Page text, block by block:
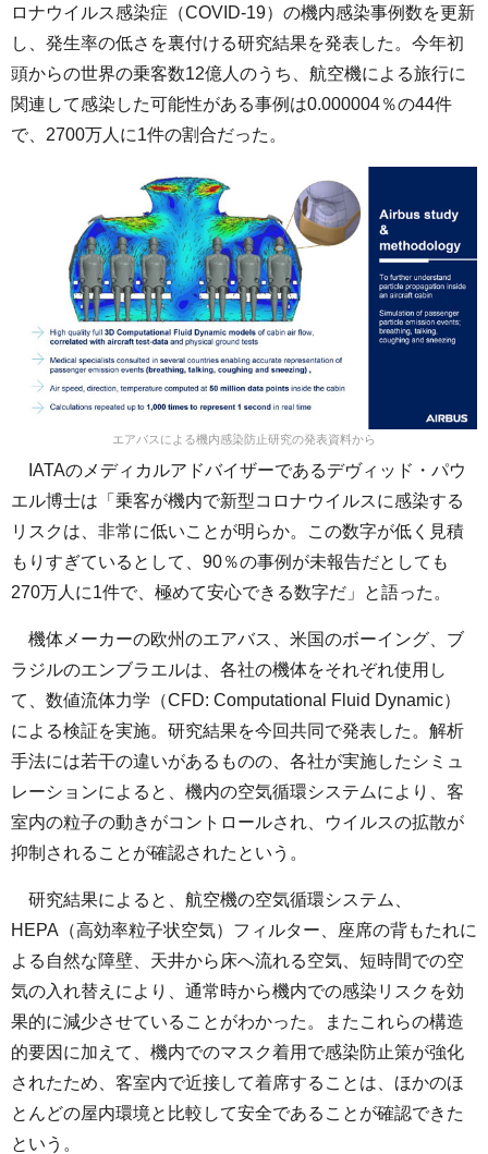
ロナウイルス感染症（COVID-19）の機内感染事例数を更新
し、発生率の低さを裏付ける研究結果を発表した。今年初
頭からの世界の乗客数12億人のうち、航空機による旅行に
関連して感染した可能性がある事例は0.000004％の44件
で、2700万人に1件の割合だった。
エアバスによる機内感染防止研究の発表資料から
IATAのメディカルアドバイザーであるデヴィッド・パウ
エル博士は「乗客が機内で新型コロナウイルスに感染する
リスクは、非常に低いことが明らか。この数字が低く見積
もりすぎているとして、90％の事例が未報告だとしても
270万人に1件で、極めて安心できる数字だ」と語った。
機体メーカーの欧州のエアバス、米国のボーイング、ブ
ラジルのエンブラエルは、各社の機体をそれぞれ使用し
て、数値流体力学（CFD: Computational Fluid Dynamic）
による検証を実施。研究結果を今回共同で発表した。解析
手法には若干の違いがあるものの、各社が実施したシミュ
レーションによると、機内の空気循環システムにより、客
室内の粒子の動きがコントロールされ、ウイルスの拡散が
抑制されることが確認されたという。
研究結果によると、航空機の空気循環システム、
HEPA（高効率粒子状空気）フィルター、座席の背もたれに
よる自然な障壁、天井から床へ流れる空気、短時間での空
気の入れ替えにより、通常時から機内での感染リスクを効
果的に減少させていることがわかった。またこれらの構造
的要因に加えて、機内でのマスク着用で感染防止策が強化
されたため、客室内で近接して着席することは、ほかのほ
とんどの屋内環境と比較して安全であることが確認できた
という。